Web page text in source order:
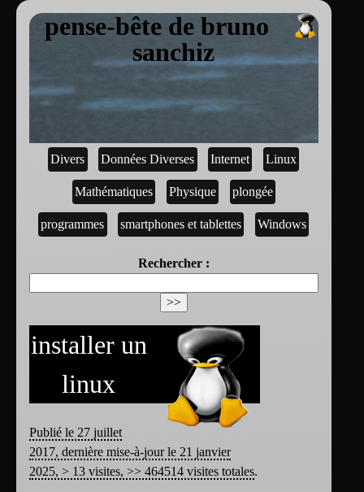
pense-bête de bruno
sanchiz
Divers Données Diverses Internet Linux
Mathématiques Physique plongée
programmes smartphones et tablettes Windows
Rechercher :
installer un
linux
Publié le 27 juillet
2017, dernière mise-à-jour le 21 janvier
2025, > 13 visites, >> 464514 visites totales.